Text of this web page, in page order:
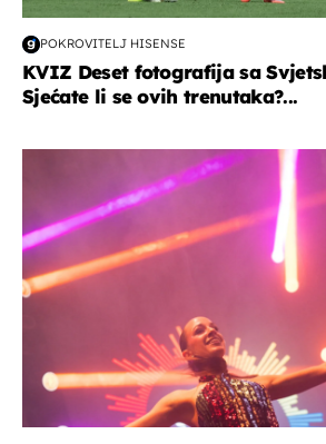
POKROVITELJ HISENSE
KVIZ Deset fotografija sa
Sjećate li se ovih trenutaka?...